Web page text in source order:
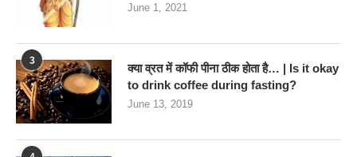
June 1, 2021
3
क्या व्रत में कॉफी पीना ठीक होता है… | Is it okay
to drink coffee during fasting?
June 13, 2019